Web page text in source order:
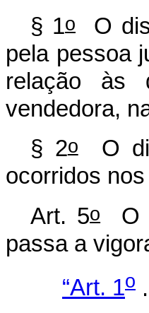
§ 1o O
pela pessoa
relação às
vendedora,
§ 2oO
ocorridos
Art. 5o O
passa a
“Art. 1o